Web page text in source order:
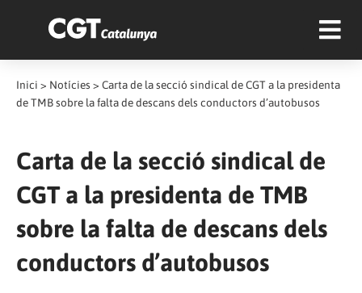
Inici > Notícies > Carta de la secció sindical de CGT a la presidenta
de TMB sobre la falta de descans dels conductors d’autobusos
Carta de la secció sindical de
CGT a la presidenta de TMB
sobre la falta de descans dels
conductors d’autobusos